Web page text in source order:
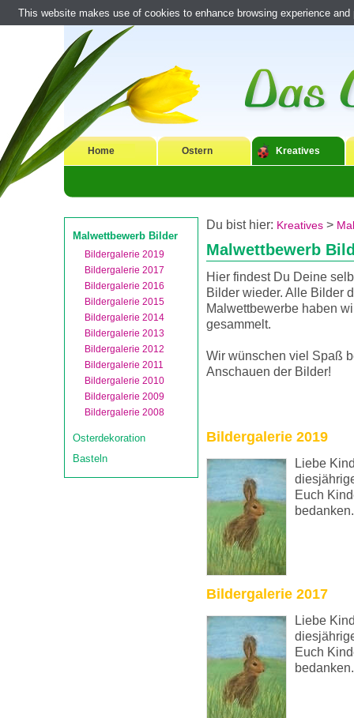
Home Ostern Kreatives
Malwettbewerb Bilder
Bildergalerie 2019
Bildergalerie 2017
Bildergalerie 2016
Bildergalerie 2015
Bildergalerie 2014
Bildergalerie 2013
Bildergalerie 2012
Bildergalerie 2011
Bildergalerie 2010
Bildergalerie 2009
Bildergalerie 2008
Osterdekoration
Basteln
Du bist hier: Kreatives >
Malwettbewerb
Hier findest Du Deine
Bilder wieder. Alle Bilder
Malwettbewerbe haben
gesammelt.
Wir wünschen viel Spaß
Anschauen der Bilder!
Bildergalerie 2019
Liebe
Euch
bedanken.
Bildergalerie 2017
Liebe
Euch
bedanken.
This website makes use of cookies to enhance browsing experience